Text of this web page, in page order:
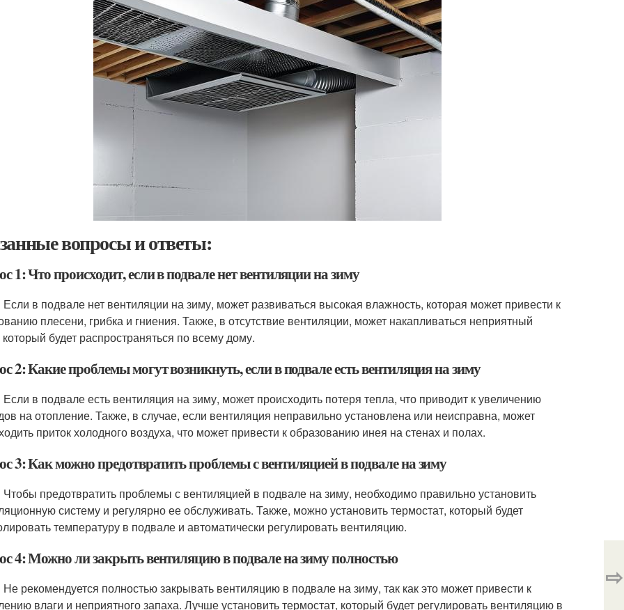
вопросы и ответы:
1: Что происходит, если в подвале нет вентиляции на зиму
Если в подвале нет вентиляции на зиму, может развиваться высокая влажность, которая может привести к
плесени, грибка и гниения. Также, в отсутствие вентиляции, может накапливаться неприятный
который будет распространяться по всему дому.
2: Какие проблемы могут возникнуть, если в подвале есть вентиляция на зиму
Если в подвале есть вентиляция на зиму, может происходить потеря тепла, что приводит к увеличению
на отопление. Также, в случае, если вентиляция неправильно установлена или неисправна, может
приток холодного воздуха, что может привести к образованию инея на стенах и полах.
3: Как можно предотвратить проблемы с вентиляцией в подвале на зиму
Чтобы предотвратить проблемы с вентиляцией в подвале на зиму, необходимо правильно установить
систему и регулярно ее обслуживать. Также, можно установить термостат, который будет
температуру в подвале и автоматически регулировать вентиляцию.
4: Можно ли закрыть вентиляцию в подвале на зиму полностью
Не рекомендуется полностью закрывать вентиляцию в подвале на зиму, так как это может привести к
влаги и неприятного запаха. Лучше установить термостат, который будет регулировать вентиляцию в
⇨